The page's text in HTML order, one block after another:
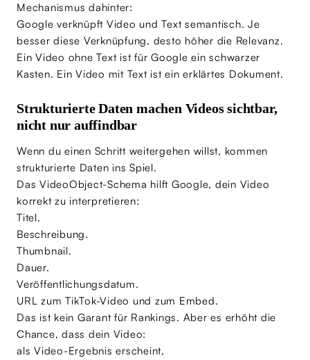
Mechanismus dahinter:
Google verknüpft Video und Text semantisch. Je
besser diese Verknüpfung, desto höher die Relevanz.
Ein Video ohne Text ist für Google ein schwarzer
Kasten. Ein Video mit Text ist ein erklärtes Dokument.
Strukturierte Daten machen Videos sichtbar,
nicht nur auffindbar
Wenn du einen Schritt weitergehen willst, kommen
strukturierte Daten ins Spiel.
Das VideoObject-Schema hilft Google, dein Video
korrekt zu interpretieren:
Titel.
Beschreibung.
Thumbnail.
Dauer.
Veröffentlichungsdatum.
URL zum TikTok-Video und zum Embed.
Das ist kein Garant für Rankings. Aber es erhöht die
Chance, dass dein Video:
als Video-Ergebnis erscheint,